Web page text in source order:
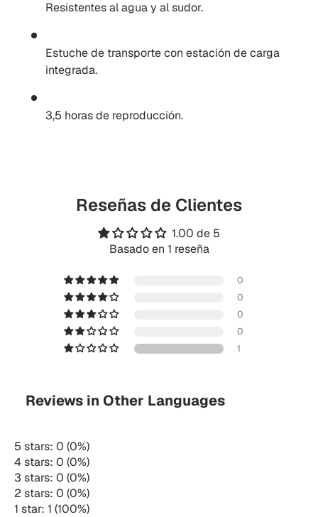
Resistentes al agua y al sudor.
Estuche de transporte con estación de carga
integrada.
3,5 horas de reproducción.
Reseñas de Clientes
1.00 de 5
Basado en 1 reseña
0
0
0
0
1
Reviews in Other Languages
5 stars: 0 (0%)
4 stars: 0 (0%)
3 stars: 0 (0%)
2 stars: 0 (0%)
1 star: 1 (100%)